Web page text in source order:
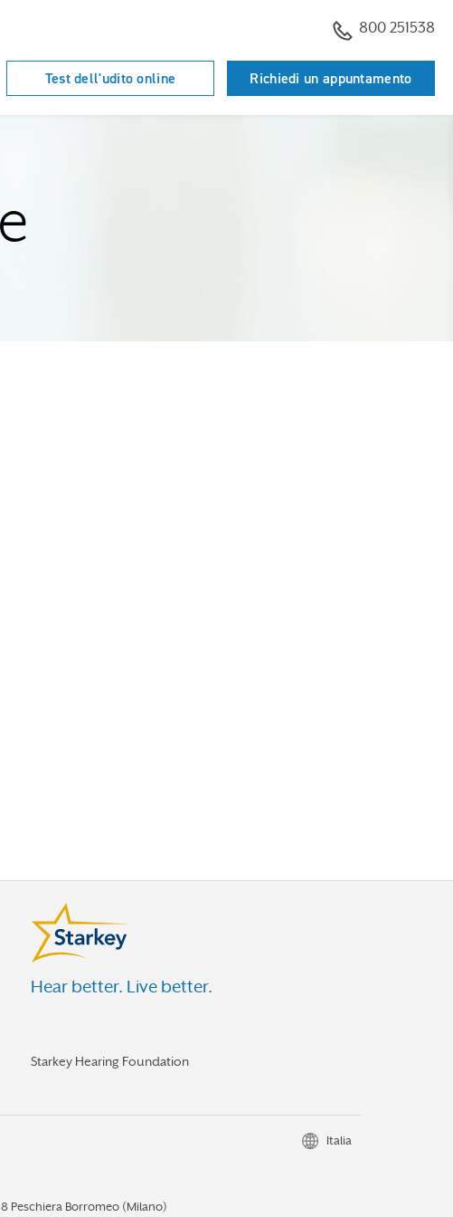
800 251538
Test dell'udito online Richiedi un appuntamento
Hear better. Live better.
Starkey Hearing Foundation
Italia
Peschiera Borromeo (Milano)